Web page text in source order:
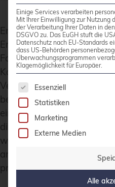
Erstellen von Webgalerien
Erfahren Sie, wie Sie aus
Fotosammlung eine
Karten erstellen. Die
Verwendung von fgallery,
benutzerdefinierten
einem Makefile
die 2018 für eine
wurde, wird praxisnah
andere, ihre
präsentieren.
Einige Services verarbeiten
Mit Ihrer Einwilligung zur Nutzung
der Verarbeitung Ihrer Daten in
DSGVO zu. Das EuGH stuft die
Datenschutz nach EU-Standards
dass US-Behörden
Überwachungsprogrammen
Klagemöglichkeit für Europäer.
Es folgt eine Liste der
Essenziell
Statistiken
Marketing
Externe Medien
Alle